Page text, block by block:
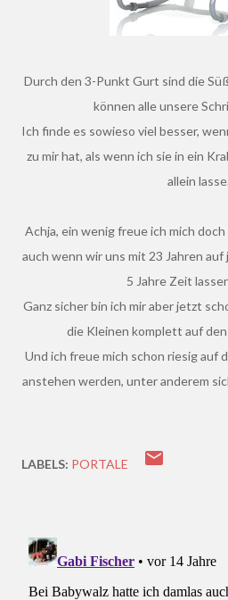
Durch den 3-Punkt Gurt sind die Süßen sicher aufgehoben und
können alle unsere
Ich finde es sowieso viel besser,
zu mir hat, als wenn ich sie in ein
allein lasse.
Achja, ein wenig freue ich mich
auch wenn wir uns mit 23 Jahren
5 Jahre Zeit
Ganz sicher bin ich mir aber jetzt schon, dass unser Leben durch
die Kleinen komplett auf
Und ich freue mich schon riesig auf
anstehen werden, unter anderem
LABELS: PORTALE